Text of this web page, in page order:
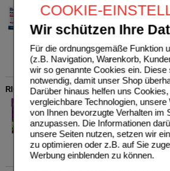
COOKIE-
Wir schützen Ihre
Für die ordnungsgemäße Funktion
(z.B. Navigation, Warenkorb,
wir so genannte Cookies ein. Diese
notwendig, damit unser Shop
Darüber hinaus helfen uns
vergleichbare Technologien, unsere
von Ihnen bevorzugte Verhalten im
anzupassen. Die Informationen
unsere Seiten nutzen, setzen wir
zu optimieren oder z.B. auf Sie
Werbung einblenden zu können.
17604759
30
St Pellets
UVP**
Unser
Sie
RICOLA o.Z.Box Holunderblüten Bonbons
MARVECS GmbH
02258458
50g Bonbons
Unser